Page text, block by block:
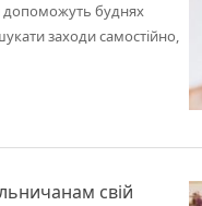
допоможуть буднях
заходи самостійно,
свій